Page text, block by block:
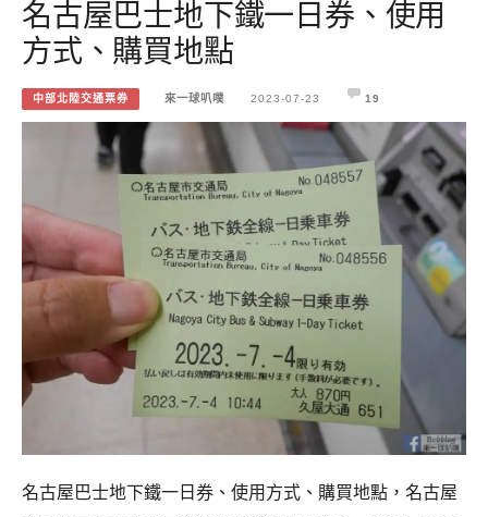
名古屋巴士地下鐵一日券、使用
方式、購買地點
中部北陸交通票券 來一球叭噗 2023-07-23 19
名古屋巴士地下鐵一日券、使用方式、購買地點，名古屋